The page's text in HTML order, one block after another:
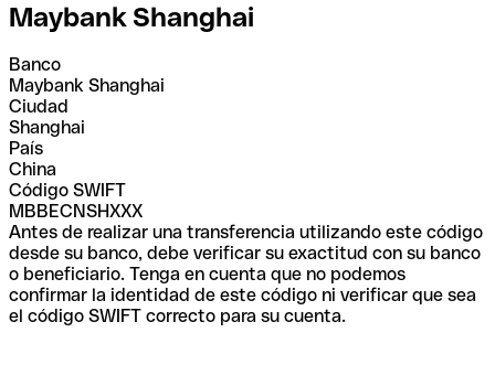
Maybank Shanghai
Banco
Maybank Shanghai
Ciudad
Shanghai
País
China
Código SWIFT
MBBECNSHXXX
Antes de realizar una transferencia utilizando este código
desde su banco, debe verificar su exactitud con su banco
o beneficiario. Tenga en cuenta que no podemos
confirmar la identidad de este código ni verificar que sea
el código SWIFT correcto para su cuenta.